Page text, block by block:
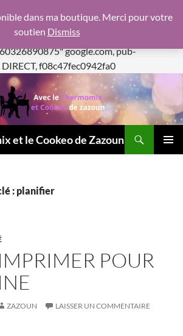
pagead/js/
google.com, pub-
f08c47fec0942fa0Aller
au
contenu
et le Cookeo de Zazoun
: planifier
POUR
ZAZOUN LAISSER UN COMMENTAIRE
dans ma boutique. Merci pour votre
soutien Dismiss